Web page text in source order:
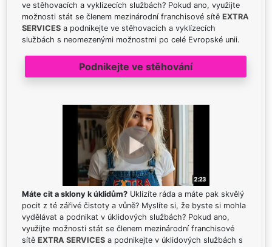
ve stěhovacích a vyklízecích službách? Pokud ano, využijte
možnosti stát se členem mezinárodní franchisové sítě EXTRA
SERVICES a podnikejte ve stěhovacích a vyklízecích
službách s neomezenými možnostmi po celé Evropské unii.
Podnikejte ve stěhování
Máte cit a sklony k úklidům? Uklízíte ráda a máte pak skvělý
pocit z té zářivé čistoty a vůně? Myslíte si, že byste si mohla
vydělávat a podnikat v úklidových službách? Pokud ano,
využijte možnosti stát se členem mezinárodní franchisové
sítě EXTRA SERVICES a podnikejte v úklidových službách s